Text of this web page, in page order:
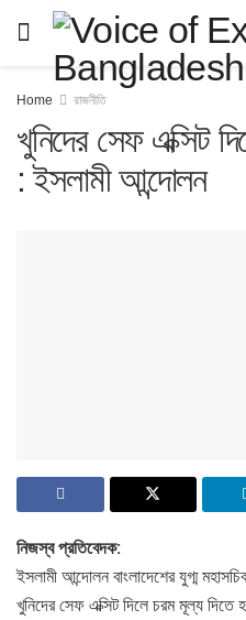
Home রাজনীতি
খুনিদের সেফ এক্সিট
: ইসলামী আন্দোলন
নিজস্ব প্রতিবেদক:
ইসলামী আন্দোলন বাংলাদেশের যুগ্ম
খুনিদের সেফ এক্সিট দিলে চরম মূল্য দিতে